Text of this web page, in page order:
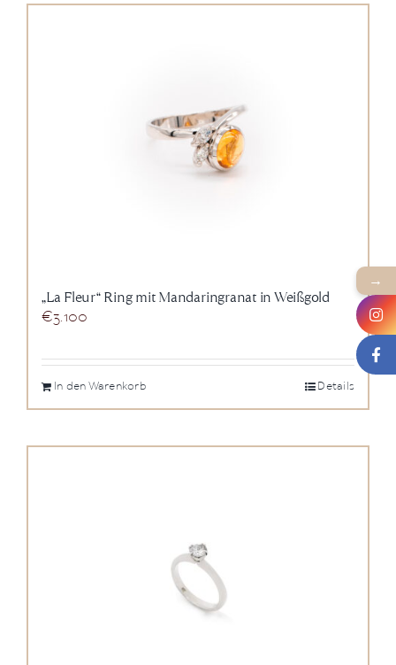
„La Fleur“ Ring mit Mandaringranat in Weißgold
€3.100
In den Warenkorb Details
→